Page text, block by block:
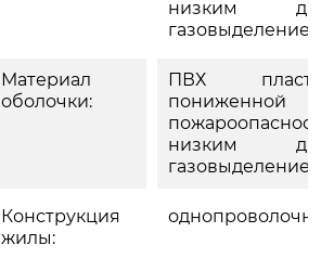
низким
газовыделением
Материал
оболочки:
ПВХ
пониженной
низким
газовыделением
Конструкция
жилы:
однопроволочная